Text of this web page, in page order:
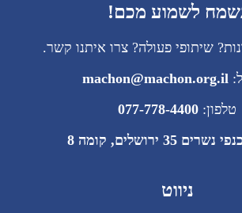
לשמוע מכם!
שיתופי פעולה? צרו איתנו קשר.
machon@machon.org.il
טלפון: 077-778-4400
כנפי נשרים 35 ירושלים, קומה 8
ניווט